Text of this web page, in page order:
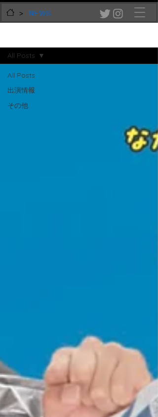
> NEWS
All Posts
出演情報
その他
All Posts